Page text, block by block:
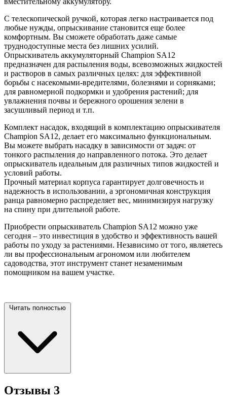
С телескопической ручкой, которая легко настраивается под
любые нужды, опрыскивание становится еще более
комфортным. Вы сможете обработать даже самые
труднодоступные места без лишних усилий.
Опрыскиватель аккумуляторный Champion SA12
предназначен для распыления воды, всевозможных жидкостей
и растворов в самых различных целях: для эффективной
борьбы с насекомыми-вредителями, болезнями и сорняками;
для равномерной подкормки и удобрения растений; для
увлажнения почвы и бережного орошения зелени в
засушливый период и т.п.
Комплект насадок, входящий в комплектацию опрыскивателя
Champion SA12, делает его максимально функциональным.
Вы можете выбрать насадку в зависимости от задач: от
тонкого распыления до направленного потока. Это делает
опрыскиватель идеальным для различных типов жидкостей и
условий работы.
Прочный материал корпуса гарантирует долговечность и
надежность в использовании, а эргономичная конструкция
ранца равномерно распределяет вес, минимизируя нагрузку
на спину при длительной работе.
Приобрести опрыскиватель Champion SA12 можно уже
сегодня – это инвестиция в удобство и эффективность вашей
работы по уходу за растениями. Независимо от того, являетесь
ли вы профессиональным агрономом или любителем
садоводства, этот инструмент станет незаменимым
помощником на вашем участке.
Читать полностью
Отзывы 3